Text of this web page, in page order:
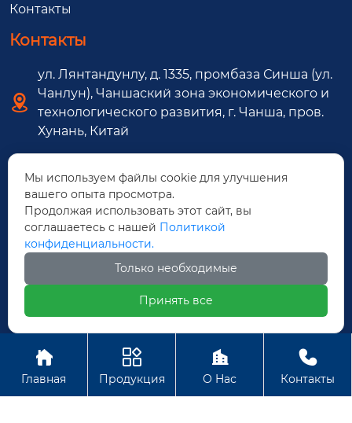
Контакты
Контакты

ул. Лянтандунлу, д. 1335, промбаза Синша (ул.
Чанлун), Чаншаский зона экономического и
технологического развития, г. Чанша, пров.
Хунань, Китай​

 +86-18932464631
 +86-18799629972
 +86-731-86407858
Авторское право ©
ZHONGJI SUNWARD TECHNOLOGY CO., LTD.

Главная

Продукция

О Hас

Контакты
Мы используем файлы cookie для улучшения
вашего опыта просмотра.
Продолжая использовать этот сайт, вы
соглашаетесь с нашей Политикой
конфиденциальности.
Только необходимые
Принять все